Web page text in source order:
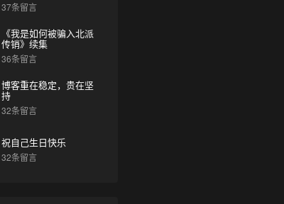
37条留言
《我是如何被骗入北派
传销》续集
36条留言
博客重在稳定，贵在坚
持
32条留言
祝自己生日快乐
32条留言